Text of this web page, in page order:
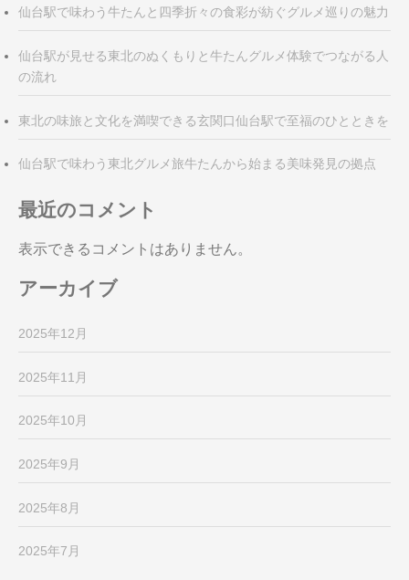
仙台駅で味わう牛たんと四季折々の食彩が紡ぐグルメ巡りの魅力
仙台駅が見せる東北のぬくもりと牛たんグルメ体験でつながる人
の流れ
東北の味旅と文化を満喫できる玄関口仙台駅で至福のひとときを
仙台駅で味わう東北グルメ旅牛たんから始まる美味発見の拠点
最近のコメント
表示できるコメントはありません。
アーカイブ
2025年12月
2025年11月
2025年10月
2025年9月
2025年8月
2025年7月